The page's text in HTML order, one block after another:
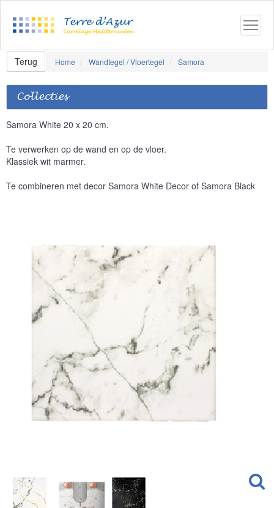
Terug Home Wandtegel / Vloertegel Samora
Collecties
Samora White 20 x 20 cm.
Te verwerken op de wand en op de vloer.
Klassiek wit marmer.
Te combineren met decor Samora White Decor of Samora Black